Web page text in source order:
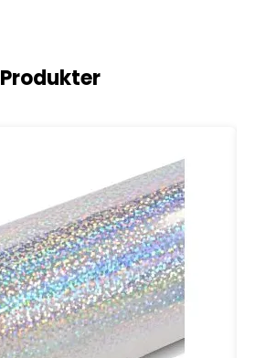
Produkter